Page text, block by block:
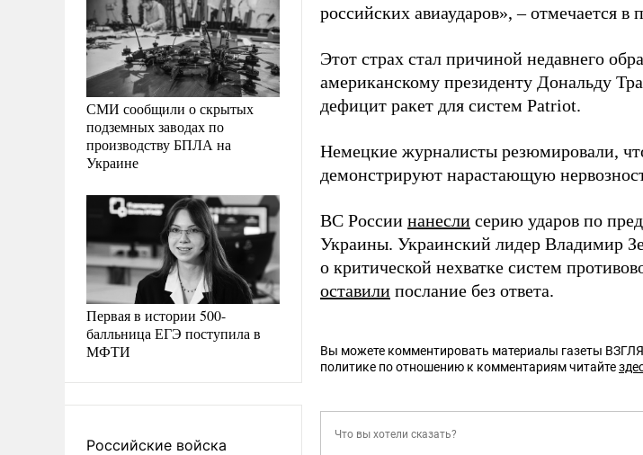
СМИ сообщили о скрытых
подземных заводах по
производству БПЛА на
Украине
Первая в истории 500-
балльница ЕГЭ поступила в
МФТИ
Российские войска
российских авиаударов», – отмечается в
Этот страх стал причиной недавнего
американскому президенту Дональду
дефицит ракет для систем Patriot.
Немецкие журналисты резюмировали,
демонстрируют нарастающую
ВС России нанесли серию ударов по
Украины. Украинский лидер Владимир
о критической нехватке систем
оставили послание без ответа.
Вы можете комментировать материалы газеты
политике по отношению к комментариям читайте